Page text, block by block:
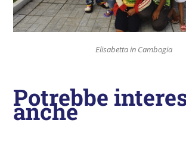
Elisabetta in Cambogia
Potrebbe
anche